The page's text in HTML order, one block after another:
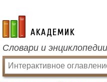
academic.ru
Словари и